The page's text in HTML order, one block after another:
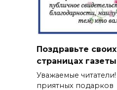
Поздравьте
страницах газеты
Уважаемые
приятных подарков